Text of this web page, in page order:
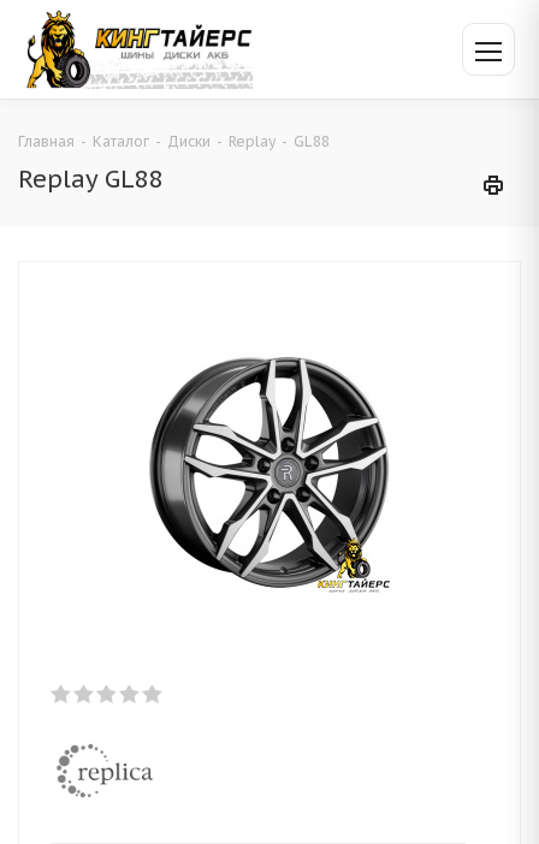
Главная - Каталог - Диски - Replay - GL88
Replay GL88